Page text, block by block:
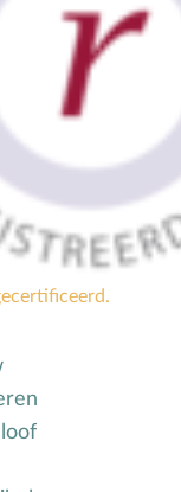
ontwikkeling